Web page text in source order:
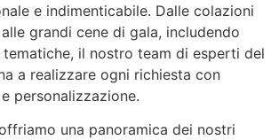
e indimenticabile. Dalle colazioni
grandi cene di gala, includendo
il nostro team di esperti del
a realizzare ogni richiesta con
personalizzazione.
una panoramica dei nostri